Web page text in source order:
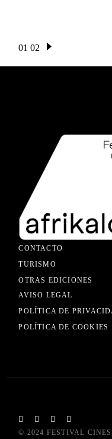
01 02
CONTACTO
TURISMO
OTRAS EDICIONES
AVISO LEGAL
POLÍTICA DE
POLÍTICA DE COOKIES
© 2024 FESTIVAL